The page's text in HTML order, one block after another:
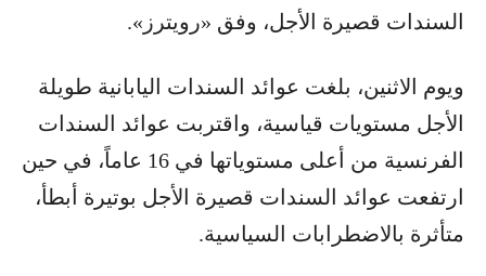
السندات قصيرة الأجل، وفق «رويترز».
ويوم الاثنين، بلغت عوائد السندات اليابانية طويلة
الأجل مستويات قياسية، واقتربت عوائد السندات
الفرنسية من أعلى مستوياتها في 16 عاماً، في حين
ارتفعت عوائد السندات قصيرة الأجل بوتيرة أبطأ،
متأثرة بالاضطرابات السياسية.